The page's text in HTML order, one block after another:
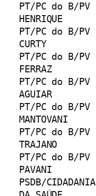
PT/PC do B/PV	13123	LUIZ
HENRIQUE
PT/PC do B/PV	13011	MARCIA
CURTY
PT/PC do B/PV	13001	MATEUS
FERRAZ
PT/PC do B/PV	13691	ROSANGELA
AGUIAR
PT/PC do B/PV	13000	VITOR
MANTOVANI
PT/PC do B/PV	43645	WALTER
TRAJANO
PT/PC do B/PV	13044	ZIEL
PAVANI
PSDB/CIDADANIA	23614	CLEMELSON